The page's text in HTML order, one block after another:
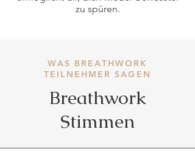
zu spüren.
WAS BREATHWORK
TEILNEHMER SAGEN
Breathwork
Stimmen